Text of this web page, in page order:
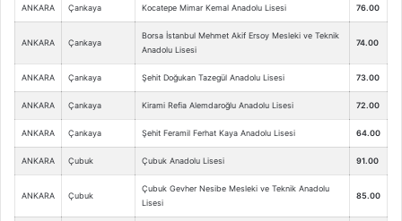
ANKARA Çankaya Kocatepe Mimar Kemal Anadolu Lisesi 76.00
ANKARA Çankaya
Borsa İstanbul Mehmet Akif Ersoy Mesleki ve Teknik
Anadolu Lisesi
74.00
ANKARA Çankaya Şehit Doğukan Tazegül Anadolu Lisesi 73.00
ANKARA Çankaya Kirami Refia Alemdaroğlu Anadolu Lisesi 72.00
ANKARA Çankaya Şehit Feramil Ferhat Kaya Anadolu Lisesi 64.00
ANKARA Çubuk Çubuk Anadolu Lisesi 91.00
ANKARA Çubuk
Çubuk Gevher Nesibe Mesleki ve Teknik Anadolu
Lisesi
85.00